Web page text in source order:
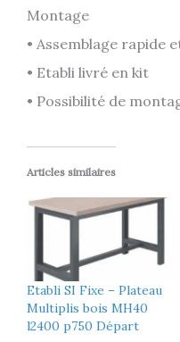
Montage
• Assemblage rapide
• Etabli livré en kit
• Possibilité de
Articles similaires
Etabli SI Fixe – Plateau
Multiplis bois MH40
l2400 p750 Départ